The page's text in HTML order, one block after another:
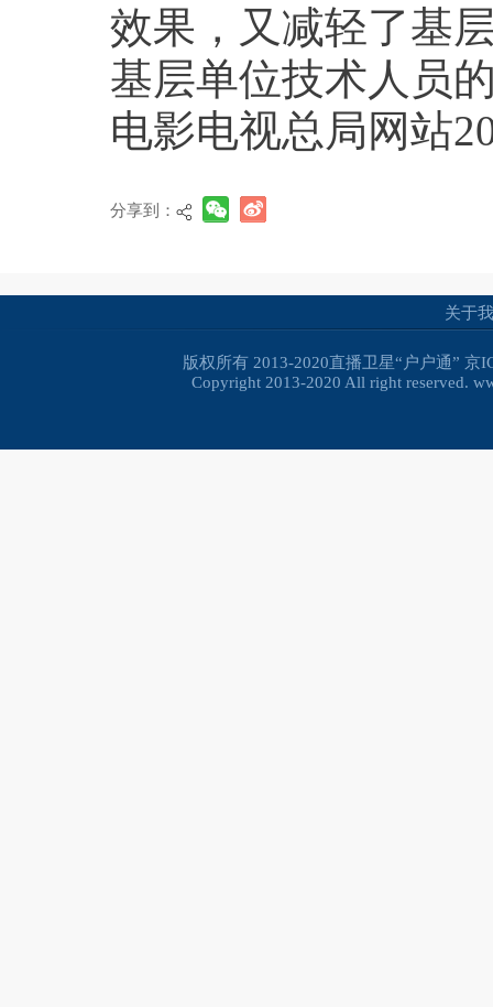
效果，又减轻了基
基层单位技术人员
电影电视总局网站
分享到：
关于
版权所有 2013-2020直播卫星“户户通” 京
Copyright 2013-2020 All right reserved.